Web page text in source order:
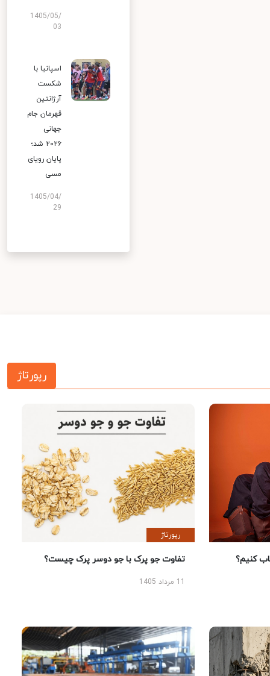
1405/05/
03
اسپانیا با
شکست
آرژانتین
قهرمان جام
جهانی
۲۰۲۶ شد؛
پایان رویای
مسی
1405/04/
29
رپورتاژ
کنیم؟
رپورتاژ
تفاوت جو پرک با جو دوسر پرک چیست؟